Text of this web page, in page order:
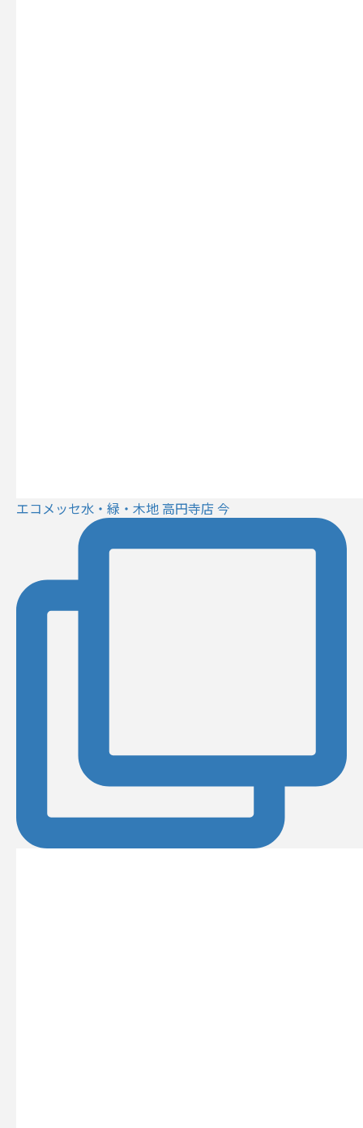
エコメッセ水・緑・木地 高円寺店 今